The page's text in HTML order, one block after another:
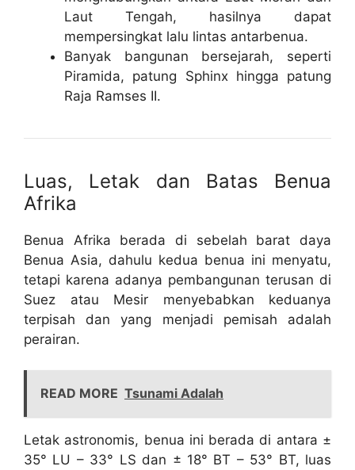
Laut Tengah, hasilnya dapat
mempersingkat lalu lintas antarbenua.
Banyak bangunan bersejarah, seperti
Piramida, patung Sphinx hingga patung
Raja Ramses II.
Luas, Letak dan Batas Benua
Afrika
Benua Afrika berada di sebelah barat daya
Benua Asia, dahulu kedua benua ini menyatu,
tetapi karena adanya pembangunan terusan di
Suez atau Mesir menyebabkan keduanya
terpisah dan yang menjadi pemisah adalah
perairan.
READ MORE Tsunami Adalah
Letak astronomis, benua ini berada di antara ±
35° LU – 33° LS dan ± 18° BT – 53° BT, luas